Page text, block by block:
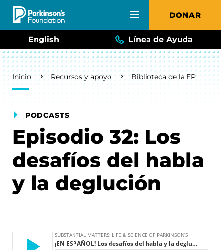
Skip to main content DONAR
English Línea de Ayuda
Breadcrumb
Inicio Recursos y apoyo Biblioteca de la EP
PODCASTS
Episodio 32: Los
desafíos del habla
y la deglución